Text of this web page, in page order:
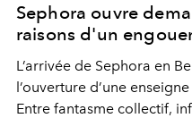
Sephora ouvre
raisons d'un
L’arrivée de Sephora en
l’ouverture d’une
Entre fantasme collectif,